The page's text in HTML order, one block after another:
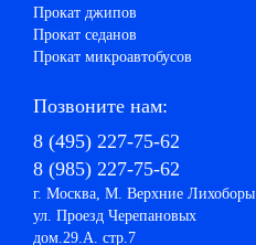
Прокат джипов
Прокат седанов
Прокат микроавтобусов
Позвоните нам:
8 (495) 227-75-62
8 (985) 227-75-62
г. Москва, М. Верхние Лихоборы
ул. Проезд Черепановых
дом.29.А. стр.7